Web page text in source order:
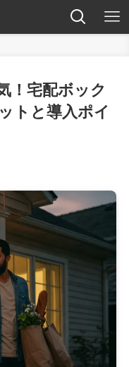
！宅配ボック
トと導入ポイ